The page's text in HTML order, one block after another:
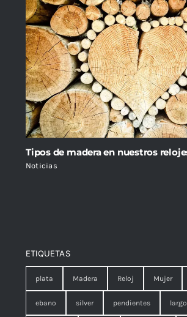
Tipos de madera en nuestros
Noticias
ETIQUETAS
plata Madera Reloj Mujer
ebano silver pendientes